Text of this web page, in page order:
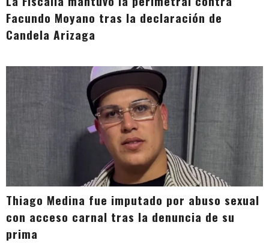
Facundo Moyano tras la declaración de
Candela Arizaga
Thiago Medina fue imputado por abuso sexual
con acceso carnal tras la denuncia de su
prima